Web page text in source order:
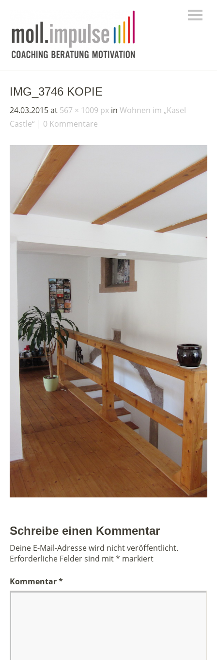
IMG_3746 KOPIE
24.03.2015at 567 × 1009 px in Wohnen im „Kasel
Castle“
0 Kommentare
Schreibe einen Kommentar
Deine E-Mail-Adresse wird nicht veröffentlicht.
Erforderliche Felder sind mit* markiert
Kommentar*